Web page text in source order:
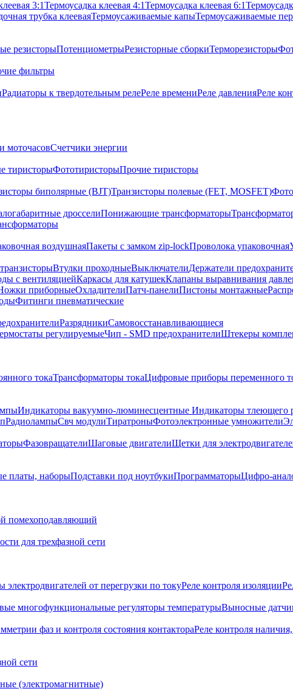
3:1Термоусадка клеевая 4:1Термоусадка клеевая 6:1
трубка клееваяТермоусаживаемые капыТермоусаживаемые
резисторыПотенциометрыРезисторные сборкиТерморезисторы
фильтры
Радиаторы к твердотельным релеРеле времениРеле давленияРеле
моточасовСчетчики энергии
тиристорыФототиристорыПрочие тиристоры
биполярные (BJT)Транзисторы полевые (FET, MOSFET)
дросселиПонижающие трансформаторы
воздушнаяПакеты с замком zip-lockПроволока упаковочная
Втулки проходныеВыключателиДержатели
с вентиляциейКаркасы для катушекКлапаны выравнивания
приборныеОхладителиПатч-панелиПистоны монтажные
Фитинги пневматические
РазрядникиСамовосстанавливающиеся
регулируемыеЧип - SMD предохранителиШтекеры
токаТрансформаторы токаЦифровые приборы переменного
Индикаторы вакуумно-люминесцентные Индикаторы тлеющего
РадиолампыСвч модулиТиратроныФотоэлектронные умножители
ФазовращателиШаговые двигателиЩетки для
платы, наборыПодставки под ноутбукиПрограмматорыЦифро-
помехоподавляющий
для трехфазной сети
электродвигателей от перегрузки по токуРеле контроля изоляции
многофункциональные регуляторы температурыВыносные
фаз и контроля состояния контактораРеле контроля
сети
(электромагнитные)